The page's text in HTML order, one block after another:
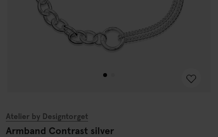
Atelier by Designtorget
Armband Contrast silver